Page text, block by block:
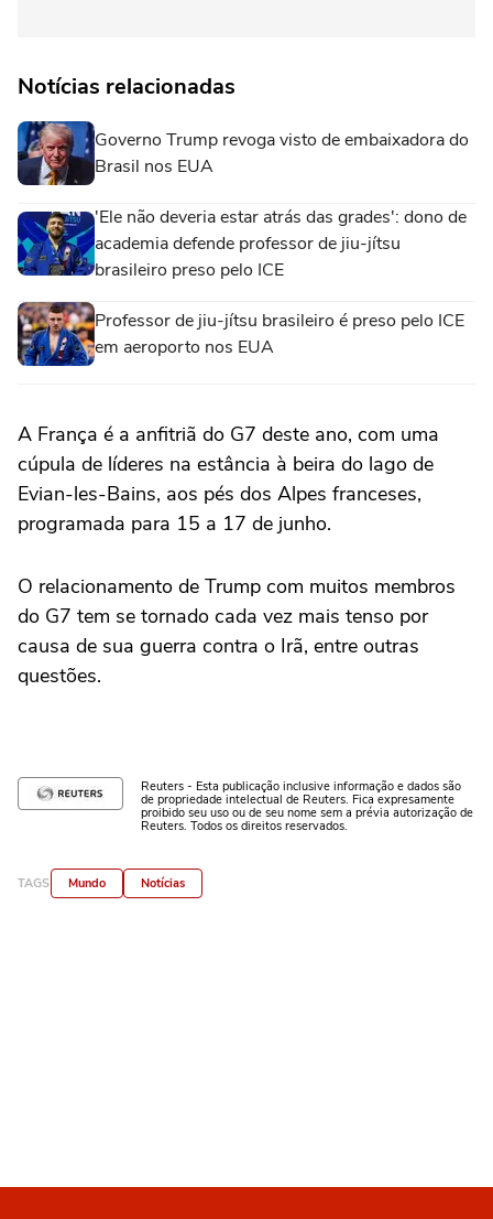
Notícias relacionadas
Governo Trump revoga visto de embaixadora do
Brasil nos EUA
'Ele não deveria estar atrás das grades': dono de
academia defende professor de jiu-jítsu
brasileiro preso pelo ICE
Professor de jiu-jítsu brasileiro é preso pelo ICE
em aeroporto nos EUA
A França é a anfitriã do G7 deste ⁠ano, com uma
cúpula de líderes na estância à beira do lago de
‌Evian-les-Bains, aos pés dos Alpes franceses,
programada para 15 a ⁠17 de junho.
O relacionamento de Trump com muitos membros
do G7 tem se tornado cada vez mais tenso por
causa de sua guerra contra o Irã, entre outras
questões.
Reuters - Esta publicação inclusive informação e dados são
de propriedade intelectual de Reuters. Fica expresamente
proibido seu uso ou de seu nome sem a prévia autorização de
Reuters. Todos os direitos reservados.
TAGS Mundo Notícias